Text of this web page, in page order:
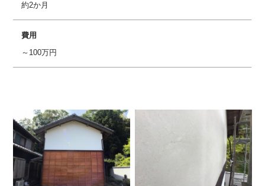
約2か月
費用
～100万円